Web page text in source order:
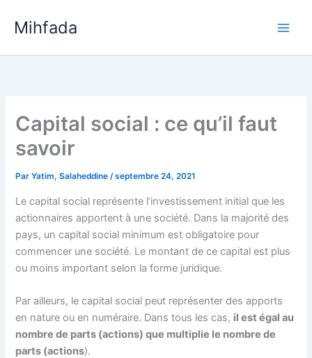
Mihfada
Capital social : ce qu’il faut
savoir
ParYatim, Salaheddine/septembre 24, 2021
Le capital social représente l’investissement initial que les
actionnaires apportent à une société. Dans la majorité des
pays, un capital social minimum est obligatoire pour
commencer une société. Le montant de ce capital est plus
ou moins important selon la forme juridique.
Par ailleurs, le capital social peut représenter des apports
en nature ou en numéraire. Dans tous les cas, il est égal au
nombre de parts (actions) que multiplie le nombre de
parts (actions).